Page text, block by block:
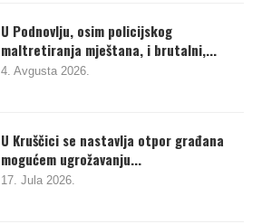
U Podnovlju, osim policijskog
maltretiranja mještana, i brutalni,...
4. Avgusta 2026.
U Kruščici se nastavlja otpor građana
mogućem ugrožavanju...
17. Jula 2026.